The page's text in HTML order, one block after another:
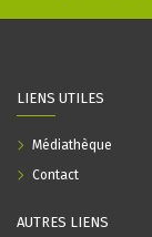
LIENS UTILES
Médiathèque
Contact
AUTRES LIENS